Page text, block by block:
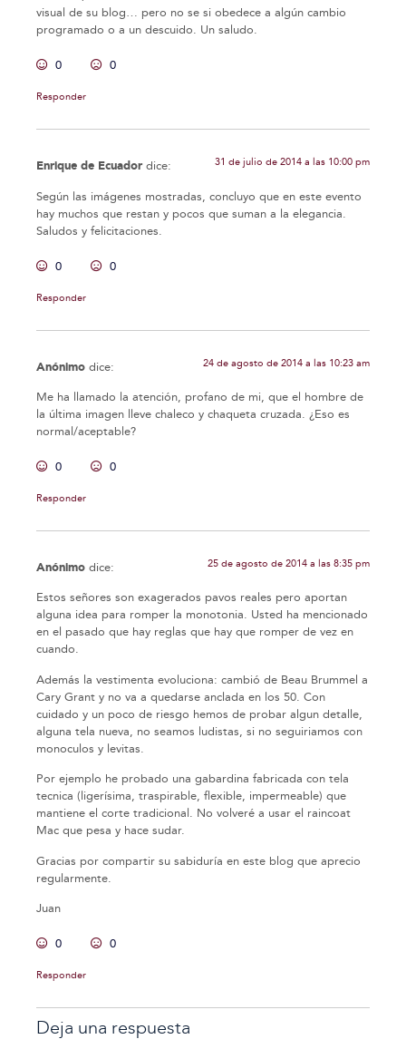
visual de su blog… pero no se si obedece a algún cambio
programado o a un descuido. Un saludo.
0 0
Responder
Enrique de Ecuador dice: 31 de julio de 2014 a las 10:00 pm
Según las imágenes mostradas, concluyo que en este evento
hay muchos que restan y pocos que suman a la elegancia.
Saludos y felicitaciones.
0 0
Responder
Anónimo dice: 24 de agosto de 2014 a las 10:23 am
Me ha llamado la atención, profano de mi, que el hombre de
la última imagen lleve chaleco y chaqueta cruzada. ¿Eso es
normal/aceptable?
0 0
Responder
Anónimo dice: 25 de agosto de 2014 a las 8:35 pm
Estos señores son exagerados pavos reales pero aportan
alguna idea para romper la monotonia. Usted ha mencionado
en el pasado que hay reglas que hay que romper de vez en
cuando.
Además la vestimenta evoluciona: cambió de Beau Brummel a
Cary Grant y no va a quedarse anclada en los 50. Con
cuidado y un poco de riesgo hemos de probar algun detalle,
alguna tela nueva, no seamos ludistas, si no seguiriamos con
monoculos y levitas.
Por ejemplo he probado una gabardina fabricada con tela
tecnica (ligerísima, traspirable, flexible, impermeable) que
mantiene el corte tradicional. No volveré a usar el raincoat
Mac que pesa y hace sudar.
Gracias por compartir su sabiduría en este blog que aprecio
regularmente.
Juan
0 0
Responder
Deja una respuesta